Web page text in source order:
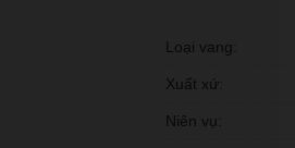
Loại vang:
Xuất xứ:
Niên vụ: